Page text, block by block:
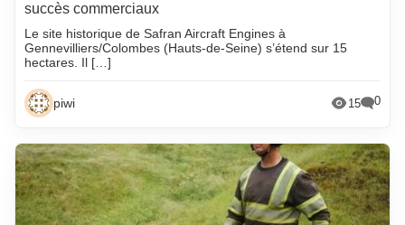
succès commerciaux
Le site historique de Safran Aircraft Engines à
Gennevilliers/Colombes (Hauts-de-Seine) s’étend sur 15
hectares. Il […]
piwi 15 0